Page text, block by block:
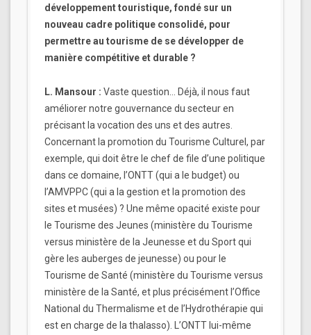
développement touristique, fondé sur un
nouveau cadre politique consolidé, pour
permettre au tourisme de se développer de
manière compétitive et durable ?
L. Mansour : Vaste question… Déjà, il nous faut
améliorer notre gouvernance du secteur en
précisant la vocation des uns et des autres.
Concernant la promotion du Tourisme Culturel, par
exemple, qui doit être le chef de file d’une politique
dans ce domaine, l’ONTT (qui a le budget) ou
l’AMVPPC (qui a la gestion et la promotion des
sites et musées) ? Une même opacité existe pour
le Tourisme des Jeunes (ministère du Tourisme
versus ministère de la Jeunesse et du Sport qui
gère les auberges de jeunesse) ou pour le
Tourisme de Santé (ministère du Tourisme versus
ministère de la Santé, et plus précisément l’Office
National du Thermalisme et de l’Hydrothérapie qui
est en charge de la thalasso). L’ONTT lui-même